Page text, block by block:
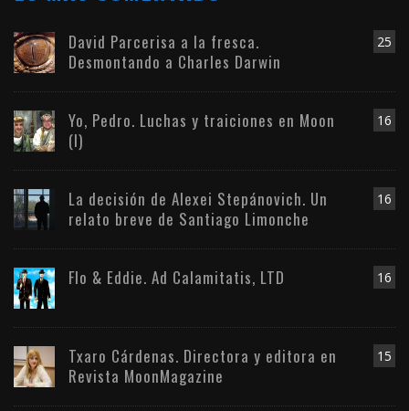
25
David Parcerisa a la fresca.
Desmontando a Charles Darwin
16
Yo, Pedro. Luchas y traiciones en Moon
(I)
16
La decisión de Alexei Stepánovich. Un
relato breve de Santiago Limonche
16
Flo & Eddie. Ad Calamitatis, LTD
15
Txaro Cárdenas. Directora y editora en
Revista MoonMagazine